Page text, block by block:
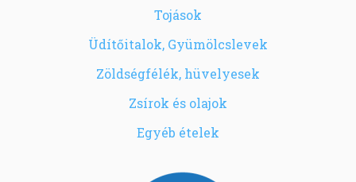
Tojások
Üdítőitalok, Gyümölcslevek
Zöldségfélék, hüvelyesek
Zsírok és olajok
Egyéb ételek